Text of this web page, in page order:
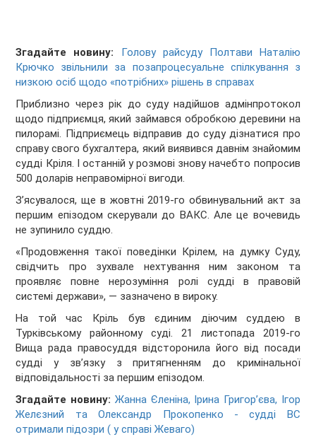
Згадайте новину:
Голову райсуду Полтави Наталію
Крючко звільнили за позапроцесуальне спілкування з
низкою осіб щодо «потрібних» рішень в справах
Приблизно через рік до суду надійшов адмінпротокол
щодо підприємця, який займався обробкою деревини на
пилорамі. Підприємець відправив до суду дізнатися про
справу свого бухгалтера, який виявився давнім знайомим
судді Кріля. І останній у розмові знову начебто попросив
500 доларів неправомірної вигоди.
Зʼясувалося, ще в жовтні 2019-го обвинувальний акт за
першим епізодом скерували до ВАКС. Але це вочевидь
не зупинило суддю.
«Продовження такої поведінки Крілем, на думку Суду,
свідчить про зухвале нехтування ним законом та
проявляє повне нерозуміння ролі судді в правовій
системі держави», — зазначено в вироку.
На той час Кріль був єдиним діючим суддею в
Турківському районному суді. 21 листопада 2019-го
Вища рада правосуддя відсторонила його від посади
судді у звʼязку з притягненням до кримінальної
відповідальності за першим епізодом.
Згадайте новину: Жанна Єленіна, Ірина Григорʼєва, Ігор
Желєзний та Олександр Прокопенко - судді ВС
отримали підозри ( у справі Жеваго)